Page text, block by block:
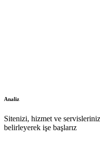
Analiz
Sitenizi, hizmet ve
belirleyerek işe başlarız